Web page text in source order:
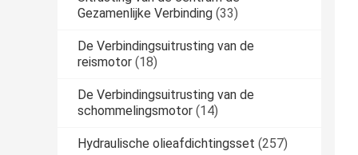
Gezamenlijke Verbinding (33)
De Verbindingsuitrusting van de
reismotor (18)
De Verbindingsuitrusting van de
schommelingsmotor (14)
Hydraulische olieafdichtingsset (257)